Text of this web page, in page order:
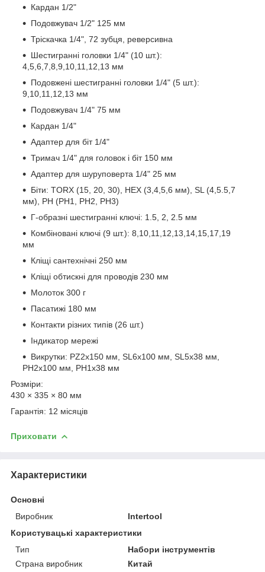
Кардан 1/2"
Подовжувач 1/2" 125 мм
Тріскачка 1/4", 72 зубця, реверсивна
Шестигранні головки 1/4" (10 шт.):
4,5,6,7,8,9,10,11,12,13 мм
Подовжені шестигранні головки 1/4" (5 шт.):
9,10,11,12,13 мм
Подовжувач 1/4" 75 мм
Кардан 1/4"
Адаптер для біт 1/4"
Тримач 1/4" для головок і біт 150 мм
Адаптер для шуруповерта 1/4" 25 мм
Біти: TORX (15, 20, 30), HEX (3,4,5,6 мм), SL (4,5.5,7
мм), PH (PH1, PH2, PH3)
Г-образні шестигранні ключі: 1.5, 2, 2.5 мм
Комбіновані ключі (9 шт.): 8,10,11,12,13,14,15,17,19
мм
Кліщі сантехнічні 250 мм
Кліщі обтискні для проводів 230 мм
Молоток 300 г
Пасатижі 180 мм
Контакти різних типів (26 шт.)
Індикатор мережі
Викрутки: PZ2x150 мм, SL6x100 мм, SL5x38 мм,
PH2x100 мм, PH1x38 мм
Розміри:
430 × 335 × 80 мм
Гарантія: 12 місяців
Приховати
Характеристики
Основні
Виробник
Intertool
Користувацькі характеристики
Тип
Набори інструментів
Страна виробник
Китай